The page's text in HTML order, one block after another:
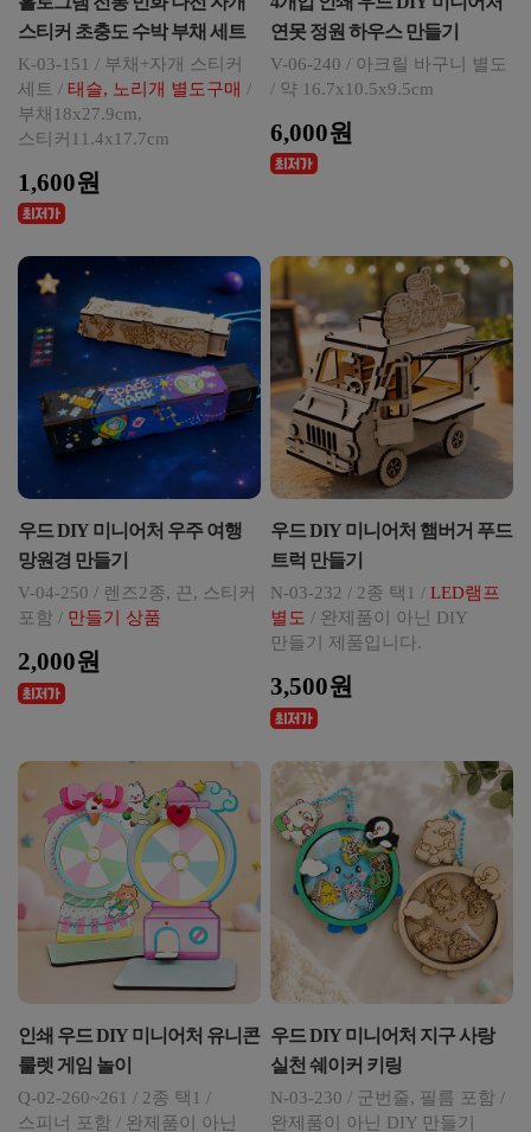
스티커 초충도 수박 부채 세트
K-03-151 / 부채+자개 스티커
세트 / 태슬, 노리개 별도구매 /
부채18x27.9cm,
스티커11.4x17.7cm
1,600원
연못 정원 하우스 만들기
V-06-240 / 아크릴 바구니 별도
/ 약 16.7x10.5x9.5cm
6,000원
우드 DIY 미니어처 우주 여행
망원경 만들기
V-04-250 / 렌즈2종, 끈, 스티커
포함 / 만들기 상품
2,000원
우드 DIY 미니어처 햄버거 푸드
트럭 만들기
N-03-232 / 2종 택1 / LED램프
별도 / 완제품이 아닌 DIY
만들기 제품입니다.
3,500원
인쇄 우드 DIY 미니어처 유니콘
룰렛 게임 놀이
Q-02-260~261 / 2종 택1 /
스피너 포함 / 완제품이 아닌
우드 DIY 미니어처 지구 사랑
실천 쉐이커 키링
N-03-230 / 군번줄, 필름 포함 /
완제품이 아닌 DIY 만들기